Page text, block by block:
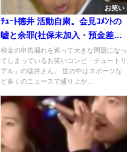
お笑い
ﾁｭｰﾄ徳井 活動自粛。会見ｺﾒﾝﾄの
嘘と余罪(社保未加入・預金差押
さえ)
税金の申告漏れを巡って大きな問題になっ
てしまっているお笑いコンビ「チュートリ
アル」の徳井さん。 世の中はスポーツな
ど多くのニュースで盛り上が...